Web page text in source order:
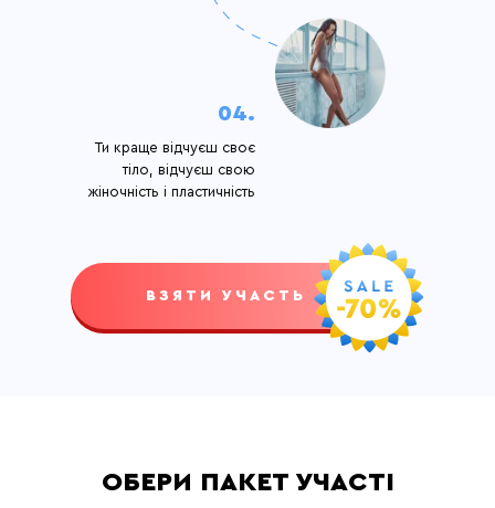
Ти краще відчуєш своє
тіло, відчуєш свою
жіночність і пластичність
04.
ВЗЯТИ УЧАСТЬ
ОБЕРИ ПАКЕТ УЧАСТІ